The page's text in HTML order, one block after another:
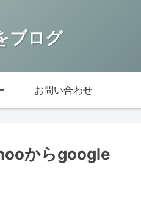
ブログ
お問い合わせ
からgoogle